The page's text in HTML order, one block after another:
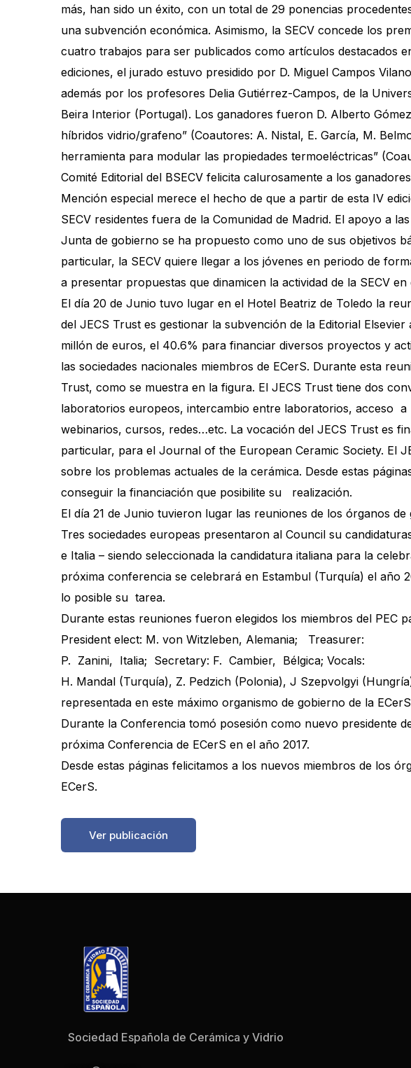
más, han sido un éxito, con un total de 29 ponencias
una subvención económica. Asimismo, la SECV concede los
cuatro trabajos para ser publicados como artículos destacados
ediciones, el jurado estuvo presidido por D. Miguel Campos
además por los profesores Delia Gutiérrez-Campos, de la
Beira Interior (Portugal). Los ganadores fueron D. Alberto
híbridos vidrio/grafeno” (Coautores: A. Nistal, E. García, M.
herramienta para modular las propiedades termoeléctricas”
Comité Editorial del BSECV felicita calurosamente a los
Mención especial merece el hecho de que a partir de esta IV
SECV residentes fuera de la Comunidad de Madrid. El apoyo a
Junta de gobierno se ha propuesto como uno de sus objetivos
particular, la SECV quiere llegar a los jóvenes en periodo de
a presentar propuestas que dinamicen la actividad de la SECV en
El día 20 de Junio tuvo lugar en el Hotel Beatriz de Toledo la
del JECS Trust es gestionar la subvención de la Editorial
millón de euros, el 40.6% para financiar diversos proyectos y
las sociedades nacionales miembros de ECerS. Durante esta
Trust, como se muestra en la figura. El JECS Trust tiene dos
laboratorios europeos, intercambio entre laboratorios, acceso
webinarios, cursos, redes…etc. La vocación del JECS Trust es
particular, para el Journal of the European Ceramic Society. El
sobre los problemas actuales de la cerámica. Desde estas
conseguir la financiación que posibilite su realización.
El día 21 de Junio tuvieron lugar las reuniones de los órganos
Tres sociedades europeas presentaron al Council su
e Italia – siendo seleccionada la candidatura italiana para la
próxima conferencia se celebrará en Estambul (Turquía) el año
lo posible su tarea.
Durante estas reuniones fueron elegidos los miembros del PEC
President elect: M. von Witzleben, Alemania; Treasurer:
P. Zanini, Italia; Secretary: F. Cambier, Bélgica; Vocals:
H. Mandal (Turquía), Z. Pedzich (Polonia), J Szepvolgyi
representada en este máximo organismo de gobierno de la
Durante la Conferencia tomó posesión como nuevo presidente
próxima Conferencia de ECerS en el año 2017.
Desde estas páginas felicitamos a los nuevos miembros de los
ECerS.
Ver publicación
Sociedad Española de Cerámica y Vidrio